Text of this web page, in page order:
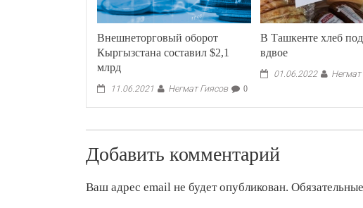
Внешнеторговый оборот
Кыргызстана составил $2,1
млрд
11.06.2021 Негмат Гиясов 0
В Ташкенте хлеб
вдвое
01.06.2022 Негмат
Добавить комментарий
Ваш адрес email не будет опубликован.